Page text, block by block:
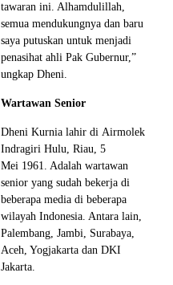
tawaran ini. Alhamdulillah,
semua mendukungnya dan baru
saya putuskan untuk menjadi
penasihat ahli Pak Gubernur,”
ungkap Dheni.
Wartawan Senior
Dheni Kurnia lahir di Airmolek
Indragiri Hulu, Riau, 5
Mei 1961. Adalah wartawan
senior yang sudah bekerja di
beberapa media di beberapa
wilayah Indonesia. Antara lain,
Palembang, Jambi, Surabaya,
Aceh, Yogjakarta dan DKI
Jakarta.